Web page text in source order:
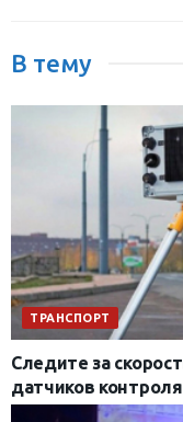
В тему
ТРАНСПОРТ
Следите за
датчиков контроля